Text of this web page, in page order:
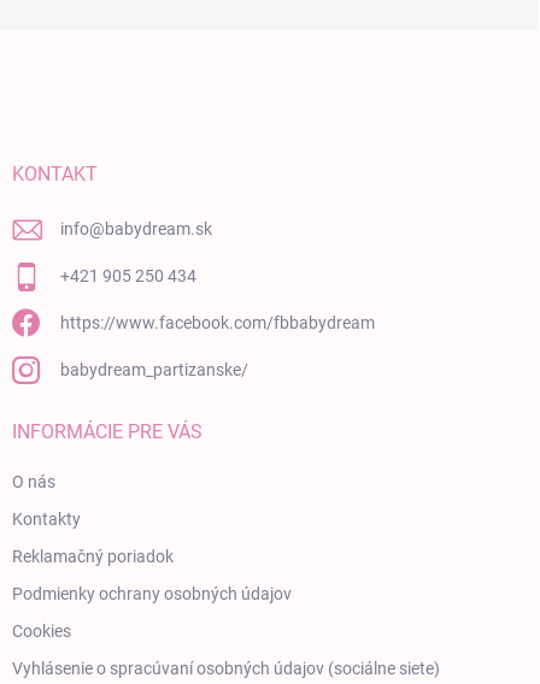
KONTAKT
info@babydream.sk
+421 905 250 434
https://www.facebook.com/fbbabydream
babydream_partizanske/
INFORMÁCIE PRE VÁS
O nás
Kontakty
Reklamačný poriadok
Podmienky ochrany osobných údajov
Cookies
Vyhlásenie o spracúvaní osobných údajov (sociálne siete)